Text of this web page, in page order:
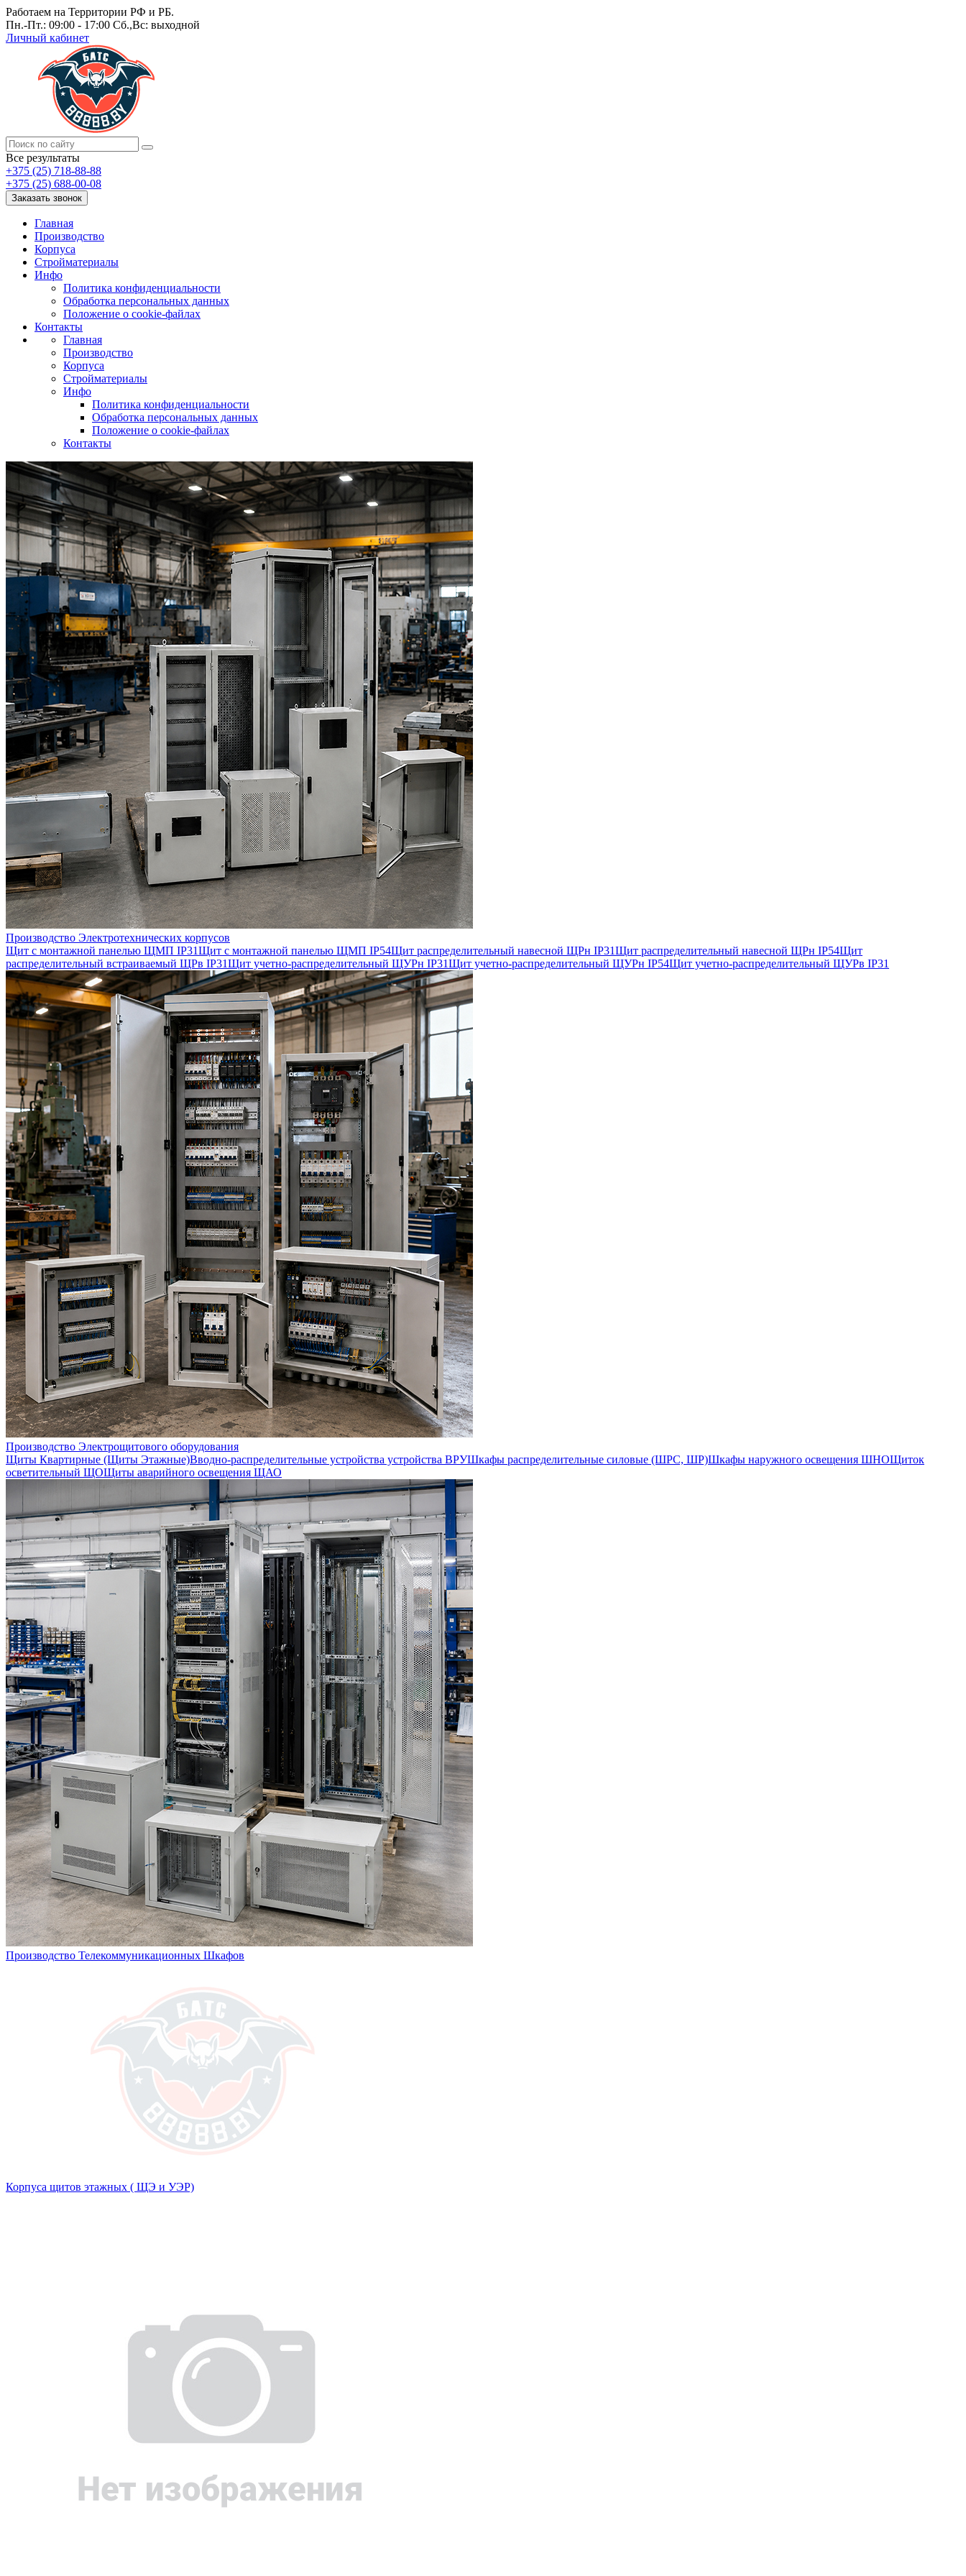
Работаем на Территории РФ и РБ.
Пн.-Пт.: 09:00 - 17:00 Сб.,Вс: выходной
Личный кабинет
Все результаты
+375 (25) 718-88-88
+375 (25) 688-00-08
Заказать звонок
Главная
Производство
Корпуса
Стройматериалы
Инфо
Политика конфиденциальности
Обработка персональных данных
Положение о cookie-файлах
Контакты
Главная
Производство
Корпуса
Стройматериалы
Инфо
Политика конфиденциальности
Обработка персональных данных
Положение о cookie-файлах
Контакты
Производство Электротехнических корпусов
Щит с монтажной панелью ЩМП IP31Щит с монтажной панелью ЩМП IP54Щит распределительный навесной ЩРн IP31Щит распределительный навесной ЩРн IP54Щит
распределительный встраиваемый ЩРв IP31Щит учетно-распределительный ЩУРн IP31Щит учетно-распределительный ЩУРн IP54Щит учетно-распределительный ЩУРв IP31
Производство Электрощитового оборудования
Щиты Квартирные (Щиты Этажные)Вводно-распределительные устройства устройства ВРУШкафы распределительные силовые (ШРС, ШР)Шкафы наружного освещения ШНОЩиток
осветительный ЩОЩиты аварийного освещения ЩАО
Производство Телекоммуникационных Шкафов
Корпуса щитов этажных ( ЩЭ и УЭР)